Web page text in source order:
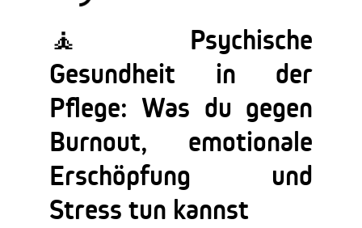
🧘 Psychische
Gesundheit in der
Pflege: Was du gegen
Burnout, emotionale
Erschöpfung und
Stress tun kannst